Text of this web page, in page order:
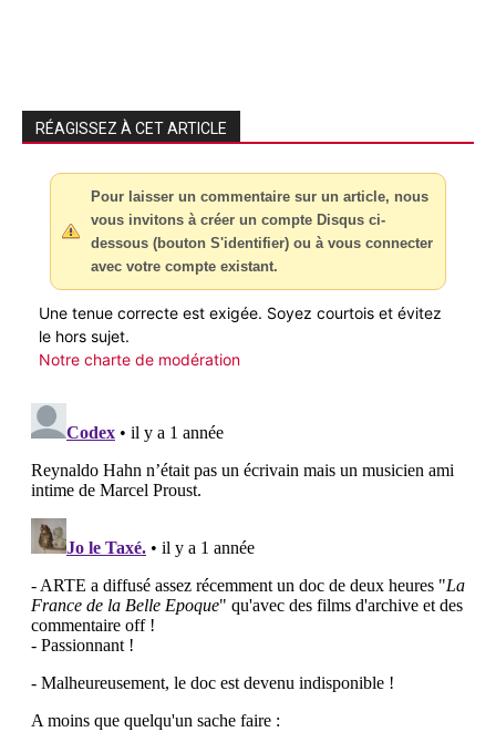
RÉAGISSEZ À CET ARTICLE
Pour laisser un commentaire sur un article, nous
vous invitons à créer un compte Disqus ci-
dessous (bouton S'identifier) ou à vous connecter
avec votre compte existant.
Une tenue correcte est exigée. Soyez courtois et évitez
le hors sujet.
Notre charte de modération